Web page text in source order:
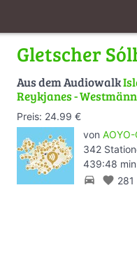
Gletscher
Aus dem Audiowalk
Reykjanes -
Preis: 24.99 €
von AOYO-
342
439:48
directions_car favorite 281